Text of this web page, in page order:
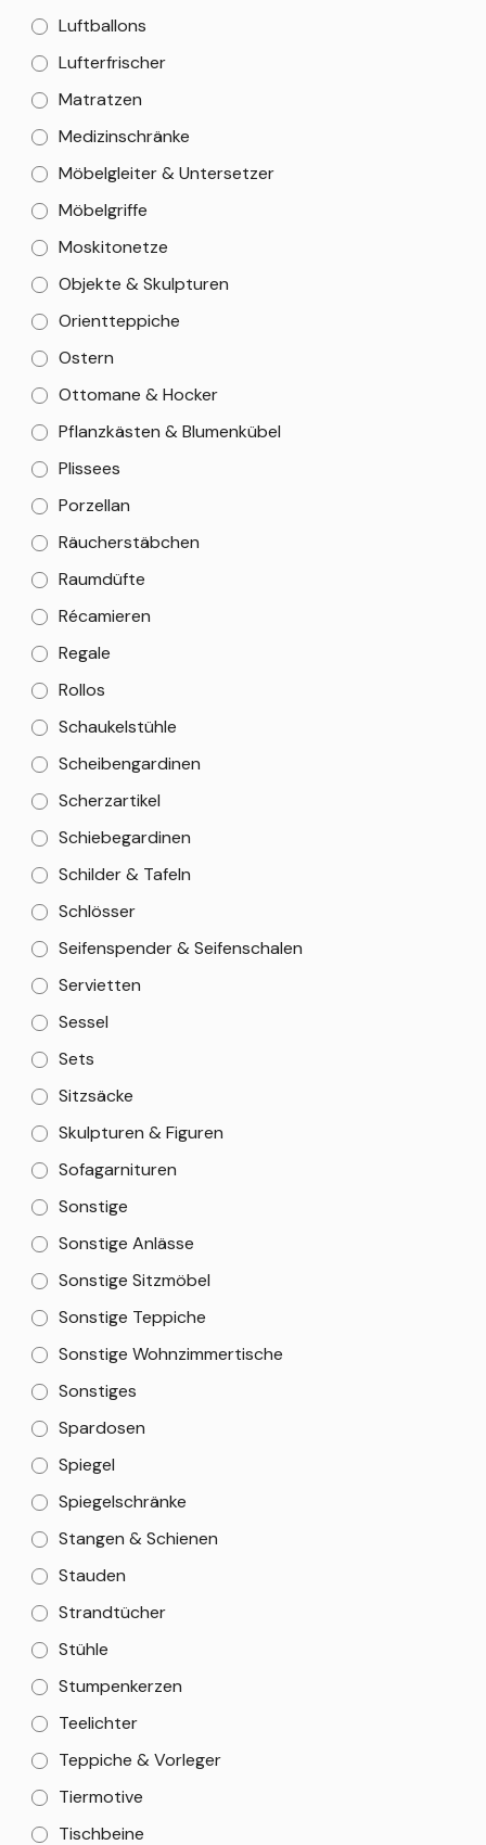
Luftballons
Lufterfrischer
Matratzen
Medizinschränke
Möbelgleiter & Untersetzer
Möbelgriffe
Moskitonetze
Objekte & Skulpturen
Orientteppiche
Ostern
Ottomane & Hocker
Pflanzkästen & Blumenkübel
Plissees
Porzellan
Räucherstäbchen
Raumdüfte
Récamieren
Regale
Rollos
Schaukelstühle
Scheibengardinen
Scherzartikel
Schiebegardinen
Schilder & Tafeln
Schlösser
Seifenspender & Seifenschalen
Servietten
Sessel
Sets
Sitzsäcke
Skulpturen & Figuren
Sofagarnituren
Sonstige
Sonstige Anlässe
Sonstige Sitzmöbel
Sonstige Teppiche
Sonstige Wohnzimmertische
Sonstiges
Spardosen
Spiegel
Spiegelschränke
Stangen & Schienen
Stauden
Strandtücher
Stühle
Stumpenkerzen
Teelichter
Teppiche & Vorleger
Tiermotive
Tischbeine